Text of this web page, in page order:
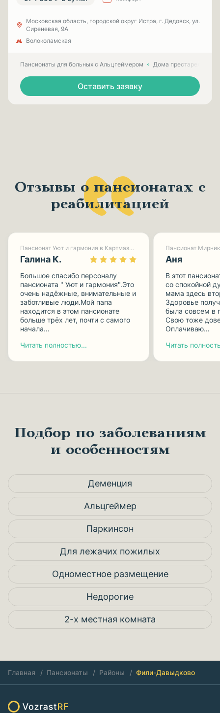
Московская область, городской округ Истра, г. Дедовск, ул.
Сиреневая, 9А
Волоколамская
Пансионаты для больных с Альцгеймером Дома престарелых
Оставить заявку
Отзывы о пансионатах с
реабилитацией
Пансионат Уют и гармония в Картмазово-1
Галина К.
Большое спасибо персоналу
пансионата " Уют и гармония".Это
очень надёжные, внимательные и
заботливые люди.Мой папа
находится в этом пансионате
больше трёх лет, почти с самого
начала…
Читать полностью...
Пансионат
Аня
В этот
со спокойной
мама здесь
Здоровье
была совсем в
Свою тоже
Оплачиваю…
Читать
Подбор по заболеваниям
и особенностям
Деменция
Альцгеймер
Паркинсон
Для лежачих пожилых
Одноместное размещение
Недорогие
2-х местная комната
Главная Пансионаты Районы Фили-Давыдково